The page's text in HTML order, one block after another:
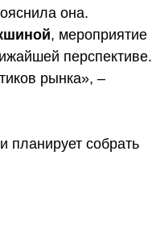
она.
, мероприятие
перспективе.
рынка», –
планирует собрать